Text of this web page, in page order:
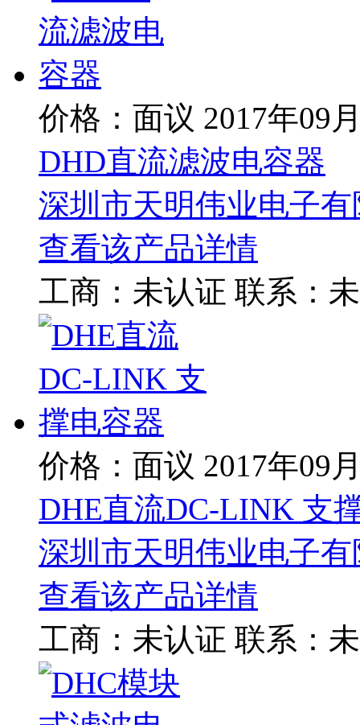
价格：面议 2017年09
DHD直流滤波电容器
深圳市天明伟业电子
查看该产品详情
工商： 未认证 联系：
价格：面议 2017年09
DHE直流DC-LINK 支
深圳市天明伟业电子
查看该产品详情
工商： 未认证 联系：